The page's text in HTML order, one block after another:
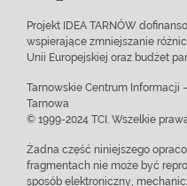
Projekt IDEA TARNÓW
wspierające zmniejszanie
Unii Europejskiej oraz budżet
Tarnowskie Centrum Informacji
Tarnowa
© 1999-2024 TCI. Wszelkie
Żadna część niniejszego
fragmentach nie może być
sposób elektroniczny,